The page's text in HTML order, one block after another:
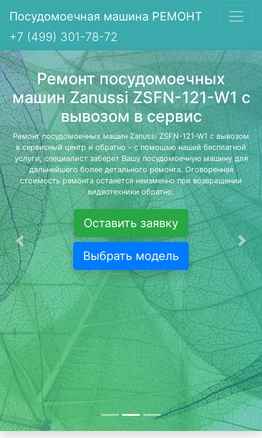
Посудомоечная машина РЕМОНТ
+7 (499) 301-78-72
Ремонт посудомоечных
машин Zanussi ZSFN-121-W1 с
вывозом в сервис
Ремонт посудомоечных машин Zanussi ZSFN-121-W1 с вывозом
в сервисный центр и обратно - с помощью нашей бесплатной
услуги, специалист заберет Вашу посудомоечную машину для
дальнейшего более детального ремонта. Оговоренная
стоимость ремонта останется неизменно при возвращении
видеотехники обратно.
Оставить заявку
Выбрать модель
Предыдущая